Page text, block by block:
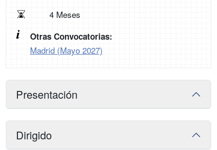
4 Meses
Otras Convocatorias:
Madrid (Mayo 2027)
Presentación
Dirigido